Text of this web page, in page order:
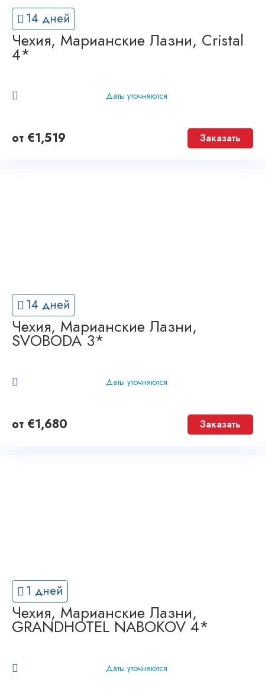
14 дней
Чехия, Марианские Лазни, Cristal
4*
Даты уточняются
от €1,519 Заказать
14 дней
Чехия, Марианские Лазни,
SVOBODA 3*
Даты уточняются
от €1,680 Заказать
1 дней
Чехия, Марианские Лазни,
GRANDHOTEL NABOKOV 4*
Даты уточняются